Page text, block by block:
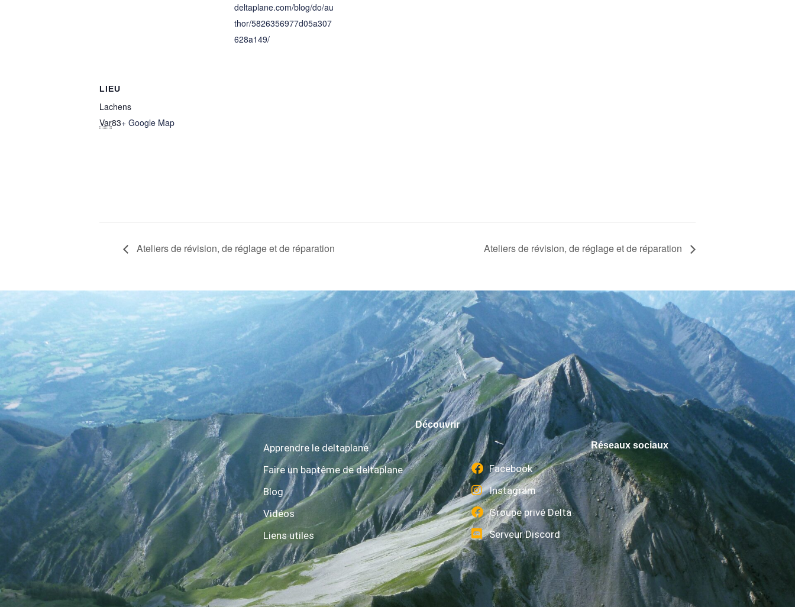
deltaplane.com/blog/do/au
thor/5826356977d05a307
628a149/
LIEU
Lachens
Var83+ Google Map
Ateliers de révision, de réglage et de réparation Ateliers de révision, de réglage et de réparation
Découvrir
Apprendre le deltaplane
Faire un baptême de deltaplane
Blog
Vidéos
Liens utiles
Réseaux sociaux
Facebook
Instagram
Groupe privé Delta
Serveur Discord